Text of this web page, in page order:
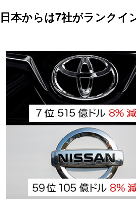
日本からは7社がランクイ